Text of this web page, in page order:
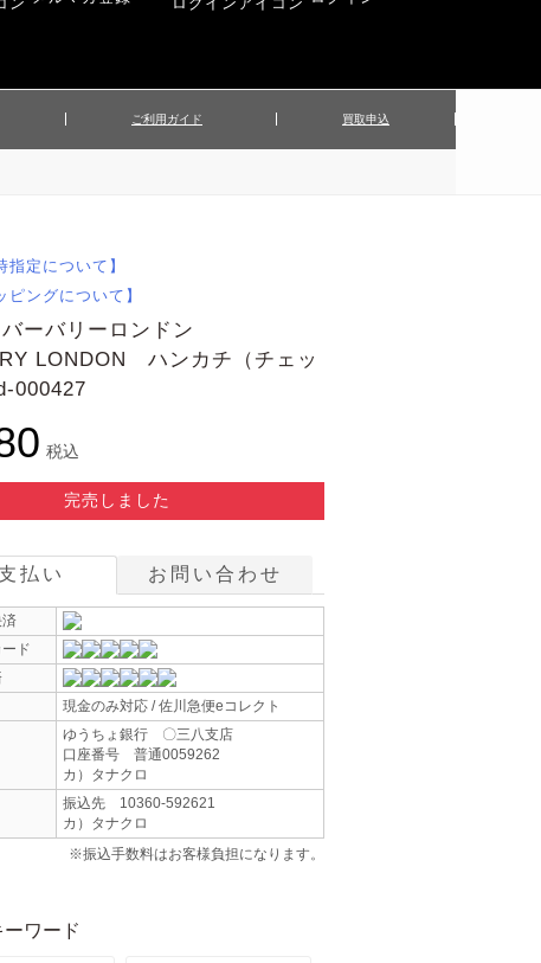
▲傘／日傘
ご利用ガイド 買取申込
指定について】
ピングについて】
バーバリーロンドン
LONDON ハンカチ（チェッ
000427
税込
完売しました
払い お問い合わせ
済
ド
現金のみ対応 / 佐川急便eコレクト
ゆうちょ銀行 〇三八支店
口座番号 普通0059262
カ）タナクロ
振込先 10360-592621
カ）タナクロ
※振込手数料はお客様負担になります。
ワード